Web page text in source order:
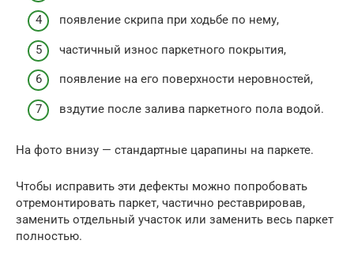
появление скрипа при ходьбе по нему,
частичный износ паркетного покрытия,
появление на его поверхности неровностей,
вздутие после залива паркетного пола водой.
На фото внизу — стандартные царапины на паркете.
Чтобы исправить эти дефекты можно попробовать
отремонтировать паркет, частично реставрировав,
заменить отдельный участок или заменить весь паркет
полностью.